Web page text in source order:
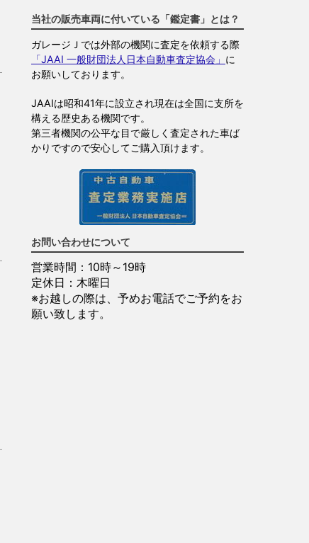
当社の販売車両に付いている「鑑定書」とは？
ガレージＪでは外部の機関に査定を依頼する際
「JAAI 一般財団法人日本自動車査定協会」 に
お願いしております。
JAAIは昭和41年に設立され現在は全国に支所を
構える歴史ある機関です。
第三者機関の公平な目で厳しく査定された車ば
かりですので安心してご購入頂けます。
お問い合わせについて
営業時間：10時～19時
定休日：木曜日
※お越しの際は、予めお電話でご予約をお
願い致します。